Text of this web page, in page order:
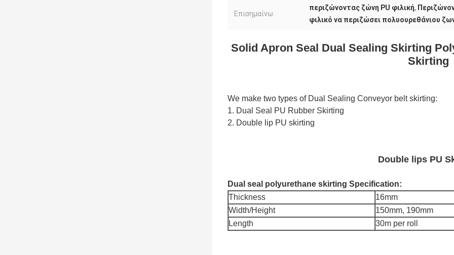
Επισημαίνω:
περιζώνοντας ζώνη PU φιλική,
φιλικό να περιζώσει πολυουρεθάνιου
Solid Apron Seal Dual Sealing Skirting
Skirting
We make two types of Dual Sealing Conveyor belt skirting:
1. Dual Seal PU Rubber Skirting
2. Double lip PU skirting
Double lips PU
Dual seal polyurethane skirting Specification:
Thickness
16mm
Width/Height
150mm, 190mm
Length
30m per roll